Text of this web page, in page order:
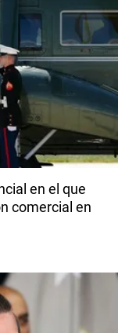
en el que
comercial en